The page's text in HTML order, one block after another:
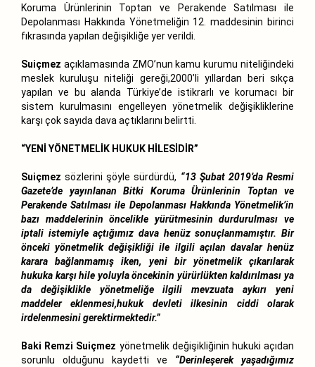
Koruma Ürünlerinin Toptan ve Perakende Satılması ile
Depolanması Hakkında Yönetmeliğin 12. maddesinin birinci
fıkrasında yapılan değişikliğe yer verildi.
Suiçmez açıklamasında ZMO’nun kamu kurumu niteliğindeki
meslek kuruluşu niteliği gereği,2000’li yıllardan beri sıkça
yapılan ve bu alanda Türkiye’de istikrarlı ve korumacı bir
sistem kurulmasını engelleyen yönetmelik değişikliklerine
karşı çok sayıda dava açtıklarını belirtti.
“YENİ YÖNETMELİK HUKUK HİLESİDİR”
Suiçmez sözlerini şöyle sürdürdü, “13 Şubat 2019’da Resmi
Gazete’de yayınlanan Bitki Koruma Ürünlerinin Toptan ve
Perakende Satılması ile Depolanması Hakkında Yönetmelik’in
bazı maddelerinin öncelikle yürütmesinin durdurulması ve
iptali istemiyle açtığımız dava henüz sonuçlanmamıştır. Bir
önceki yönetmelik değişikliği ile ilgili açılan davalar henüz
karara bağlanmamış iken, yeni bir yönetmelik çıkarılarak
hukuka karşı hile yoluyla öncekinin yürürlükten kaldırılması ya
da değişiklikle yönetmeliğe ilgili mevzuata aykırı yeni
maddeler eklenmesi,hukuk devleti ilkesinin ciddi olarak
irdelenmesini gerektirmektedir.”
Baki Remzi Suiçmez yönetmelik değişikliğinin hukuki açıdan
sorunlu olduğunu kaydetti ve “Derinleşerek yaşadığımız